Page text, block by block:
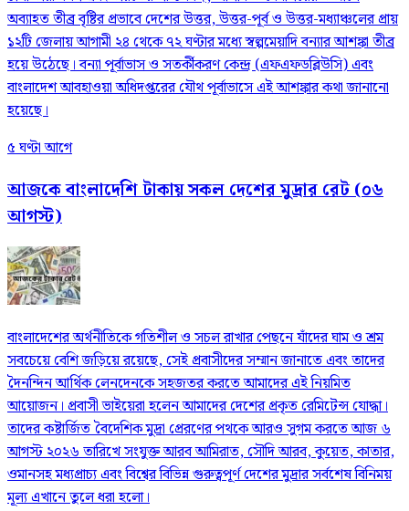
অব্যাহত তীব্র বৃষ্টির প্রভাবে দেশের উত্তর, উত্তর-পূর্ব ও উত্তর-মধ্যাঞ্চলের প্রায়
১২টি জেলায় আগামী ২৪ থেকে ৭২ ঘণ্টার মধ্যে স্বল্পমেয়াদি বন্যার আশঙ্কা তীব্র
হয়ে উঠেছে। বন্যা পূর্বাভাস ও সতর্কীকরণ কেন্দ্র (এফএফডব্লিউসি) এবং
বাংলাদেশ আবহাওয়া অধিদপ্তরের যৌথ পূর্বাভাসে এই আশঙ্কার কথা জানানো
হয়েছে।
৫ ঘণ্টা আগে
আজকে বাংলাদেশি টাকায় সকল দেশের মুদ্রার রেট (০৬
আগস্ট)
বাংলাদেশের অর্থনীতিকে গতিশীল ও সচল রাখার পেছনে যাঁদের ঘাম ও শ্রম
সবচেয়ে বেশি জড়িয়ে রয়েছে, সেই প্রবাসীদের সম্মান জানাতে এবং তাদের
দৈনন্দিন আর্থিক লেনদেনকে সহজতর করতে আমাদের এই নিয়মিত
আয়োজন। প্রবাসী ভাইয়েরা হলেন আমাদের দেশের প্রকৃত রেমিটেন্স যোদ্ধা।
তাদের কষ্টার্জিত বৈদেশিক মুদ্রা প্রেরণের পথকে আরও সুগম করতে আজ ৬
আগস্ট ২০২৬ তারিখে সংযুক্ত আরব আমিরাত, সৌদি আরব, কুয়েত, কাতার,
ওমানসহ মধ্যপ্রাচ্য এবং বিশ্বের বিভিন্ন গুরুত্বপূর্ণ দেশের মুদ্রার সর্বশেষ বিনিময়
মূল্য এখানে তুলে ধরা হলো।